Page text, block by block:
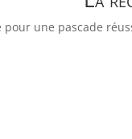
une pascade